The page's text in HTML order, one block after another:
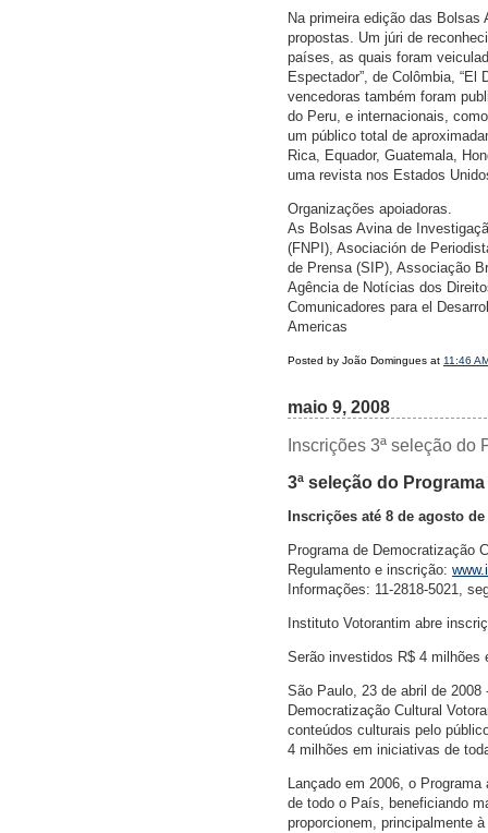
Na primeira edição das
propostas. Um júri de
países, as quais foram
Espectador”, de Colômbia, “El
vencedoras também foram
do Peru, e internacionais,
um público total de
Rica, Equador, Guatemala,
uma revista nos Estados
Organizações apoiadoras.
As Bolsas Avina de
(FNPI), Asociación de
de Prensa (SIP), Associação
Agência de Notícias dos
Comunicadores para el
Americas
Posted by João Domingues at 11:46
maio 9, 2008
Inscrições 3ª seleção
3ª seleção do
Inscrições até 8 de agosto de
Programa de Democratização
Regulamento e inscrição:
Informações: 11-2818-5021,
Instituto Votorantim abre
Serão investidos R$ 4
São Paulo, 23 de abril de
Democratização Cultural
conteúdos culturais pelo
4 milhões em iniciativas de
Lançado em 2006, o
de todo o País, beneficiando
proporcionem, principalmente